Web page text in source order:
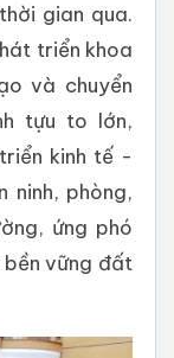
gian qua.
triển khoa
và chuyển
tựu to lớn,
kinh tế -
ninh, phòng,
ứng phó
vững đất